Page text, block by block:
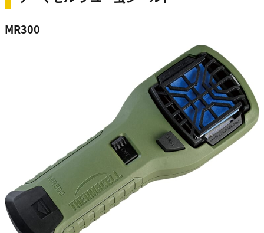
MR300